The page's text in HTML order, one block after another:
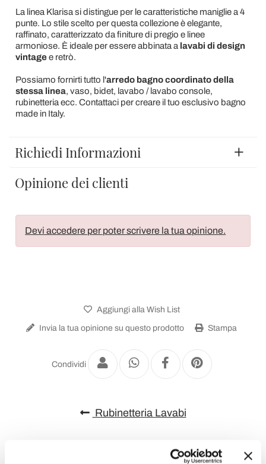
La linea Klarisa si distingue per le caratteristiche maniglie a 4
punte. Lo stile scelto per questa collezione è elegante,
raffinato, caratterizzato da finiture di pregio e linee
armoniose. È ideale per essere abbinata a lavabi di design
vintagee retrò.
Possiamo fornirti tutto l'arredo bagno coordinato della
stessa linea, vaso, bidet, lavabo / lavabo console,
rubinetteria ecc. Contattaci per creare il tuo esclusivo bagno
made in Italy.
Richiedi Informazioni
Opinione dei clienti
Devi accedere per poter scrivere la tua opinione.
Aggiungi alla Wish List
Invia la tua opinione su questo prodotto Stampa
Condividi
Rubinetteria Lavabi